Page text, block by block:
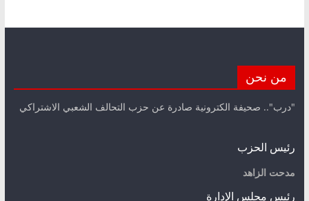
من نحن
"درب".. صحيفة الكترونية صادرة عن حزب التحالف الشعبي الاشتراكي
رئيس الحزب
مدحت الزاهد
رئيس مجلس الإدارة